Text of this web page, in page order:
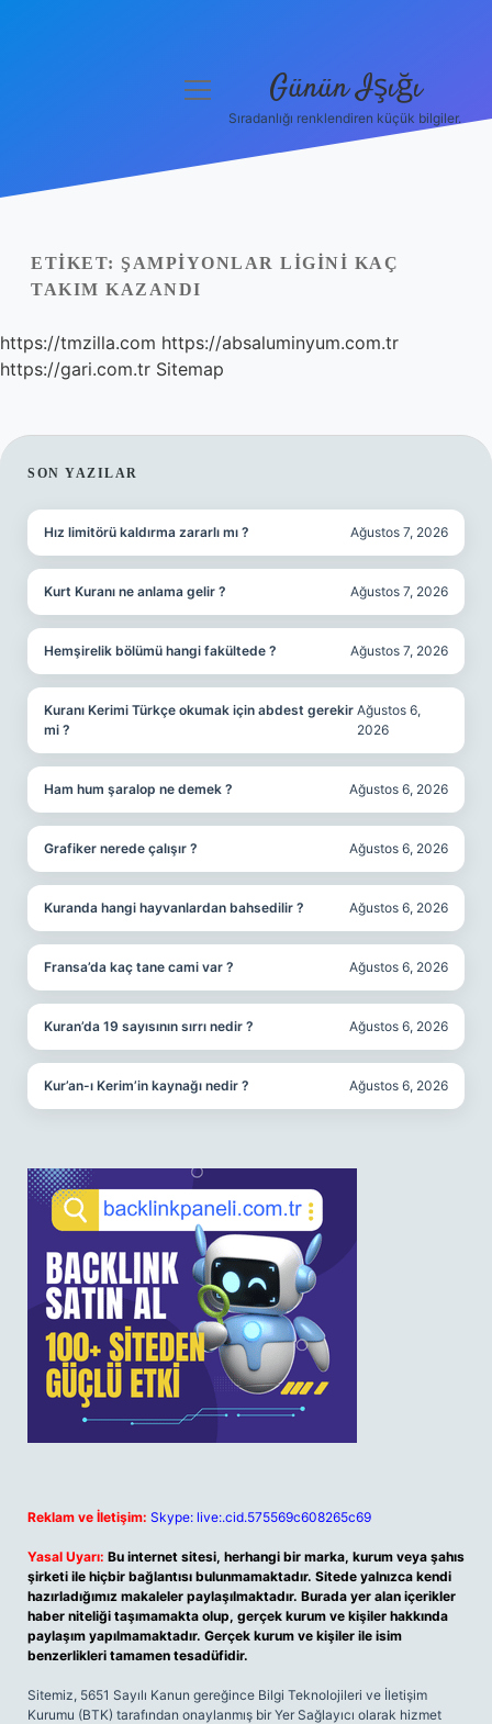
Yasal Uyarı
menüyü
Günün Işığı
Sıradanlığı renklendiren küçük bilgiler.
ETIKET: ŞAMPIYONLAR LIGINI KAÇ
TAKIM KAZANDI
https://tmzilla.com https://absaluminyum.com.tr
https://gari.com.tr Sitemap
SIDEBAR
SON YAZILAR
Hız limitörü kaldırma zararlı mı ? Ağustos 7, 2026
Kurt Kuranı ne anlama gelir ? Ağustos 7, 2026
Hemşirelik bölümü hangi fakültede ? Ağustos 7, 2026
Kuranı Kerimi Türkçe okumak için abdest gerekir
mi ?
Ağustos 6,
2026
Ham hum şaralop ne demek ? Ağustos 6, 2026
Grafiker nerede çalışır ? Ağustos 6, 2026
Kuranda hangi hayvanlardan bahsedilir ? Ağustos 6, 2026
Fransa’da kaç tane cami var ? Ağustos 6, 2026
Kuran’da 19 sayısının sırrı nedir ? Ağustos 6, 2026
Kur’an-ı Kerim’in kaynağı nedir ? Ağustos 6, 2026
Reklam ve İletişim: Skype: live:.cid.575569c608265c69
Yasal Uyarı: Bu internet sitesi, herhangi bir marka, kurum veya şahıs
şirketi ile hiçbir bağlantısı bulunmamaktadır. Sitede yalnızca kendi
hazırladığımız makaleler paylaşılmaktadır. Burada yer alan içerikler
haber niteliği taşımamakta olup, gerçek kurum ve kişiler hakkında
paylaşım yapılmamaktadır. Gerçek kurum ve kişiler ile isim
benzerlikleri tamamen tesadüfidir.
Sitemiz, 5651 Sayılı Kanun gereğince Bilgi Teknolojileri ve İletişim
Kurumu (BTK) tarafından onaylanmış bir Yer Sağlayıcı olarak hizmet